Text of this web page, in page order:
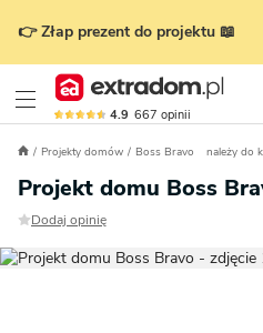
👉 Złap prezent do projektu 📖
4.9 667 opinii
Projekty domów Boss Bravo należy do
Projekt domu Boss
Dodaj opinię